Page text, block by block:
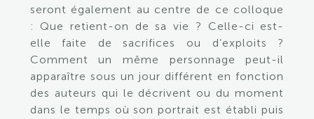
seront également au centre de ce colloque
: Que retient-on de sa vie ? Celle-ci est-
elle faite de sacrifices ou d’exploits ?
Comment un même personnage peut-il
apparaître sous un jour différent en fonction
des auteurs qui le décrivent ou du moment
dans le temps où son portrait est établi puis